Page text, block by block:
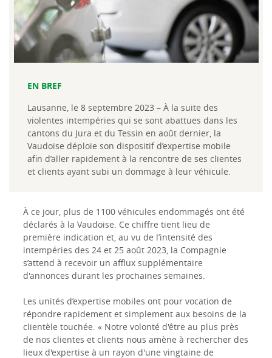
EN BREF
Lausanne, le 8 septembre 2023 – À la suite des
violentes intempéries qui se sont abattues dans les
cantons du Jura et du Tessin en août dernier, la
Vaudoise déploie son dispositif d’expertise mobile
afin d’aller rapidement à la rencontre de ses clientes
et clients ayant subi un dommage à leur véhicule.
À ce jour, plus de 1100 véhicules endommagés ont été
déclarés à la Vaudoise. Ce chiffre tient lieu de
première indication et, au vu de l’intensité des
intempéries des 24 et 25 août 2023, la Compagnie
s’attend à recevoir un afflux supplémentaire
d'annonces durant les prochaines semaines.
Les unités d’expertise mobiles ont pour vocation de
répondre rapidement et simplement aux besoins de la
clientèle touchée. « Notre volonté d'être au plus près
de nos clientes et clients nous amène à rechercher des
lieux d'expertise à un rayon d'une vingtaine de